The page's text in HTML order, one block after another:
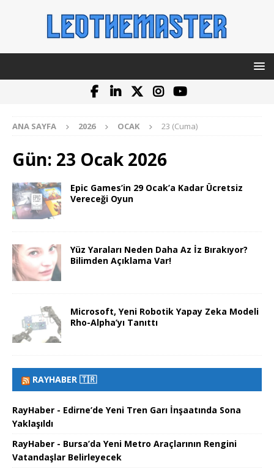
ANA SAYFA 2026 OCAK 23 (Cuma)
Gün: 23 Ocak 2026
Epic Games’in 29 Ocak’a Kadar Ücretsiz
Vereceği Oyun
Yüz Yaraları Neden Daha Az İz Bırakıyor?
Bilimden Açıklama Var!
Microsoft, Yeni Robotik Yapay Zeka Modeli
Rho-Alpha’yı Tanıttı
RAYHABER 🇹🇷
RayHaber - Edirne’de Yeni Tren Garı İnşaatında Sona
Yaklaşıldı
RayHaber - Bursa’da Yeni Metro Araçlarının Rengini
Vatandaşlar Belirleyecek